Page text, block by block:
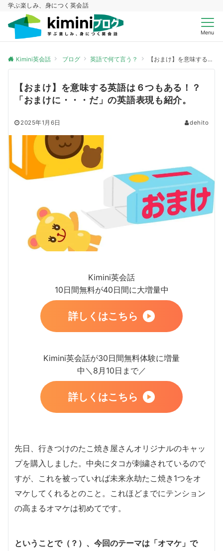
学ぶ楽しみ、身につく英会話
Menu
Kimini英会話 ブログ 英語で何て言う？ 【おまけ】を意味する英語は６つもある！？「おまけに・・・だ」の英語表現も紹介。
【おまけ】を意味する英語は６つもある！？
「おまけに・・・だ」の英語表現も紹介。
2025年1月6日 dehito
Kimini英会話
10日間無料が40日間に大増量中
詳しくはこちら
Kimini英会話が30日間無料体験に増量
中＼8月10日まで／
詳しくはこちら
先日、行きつけのたこ焼き屋さんオリジナルのキャッ
プを購入しました。中央にタコが刺繍されているので
すが、これを被っていれば未来永劫たこ焼き1つをオ
マケしてくれるとのこと。これほどまでにテンション
の高まるオマケは初めてです。
ということで（？）、今回のテーマは「オマケ」で